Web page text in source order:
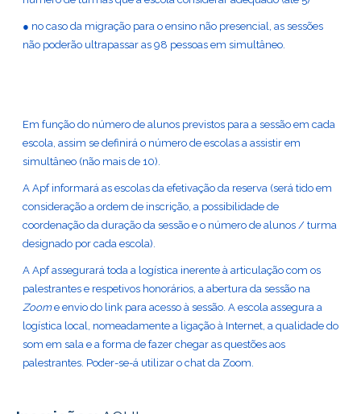
● no caso da migração para o ensino não presencial, as sessões
não poderão ultrapassar as 98 pessoas em simultâneo.
Em função do número de alunos previstos para a sessão em cada
escola, assim se definirá o número de escolas a assistir em
simultâneo (não mais de 10).
A Apf informará as escolas da efetivação da reserva (será tido em
consideração a ordem de inscrição, a possibilidade de
coordenação da duração da sessão e o número de alunos / turma
designado por cada escola).
A Apf assegurará toda a logística inerente à articulação com os
palestrantes e respetivos honorários, a abertura da sessão na
Zoome envio do link para acesso à sessão. A escola assegura a
logística local, nomeadamente a ligação à Internet, a qualidade do
som em sala e a forma de fazer chegar as questões aos
palestrantes. Poder-se-á utilizar o chat da Zoom.